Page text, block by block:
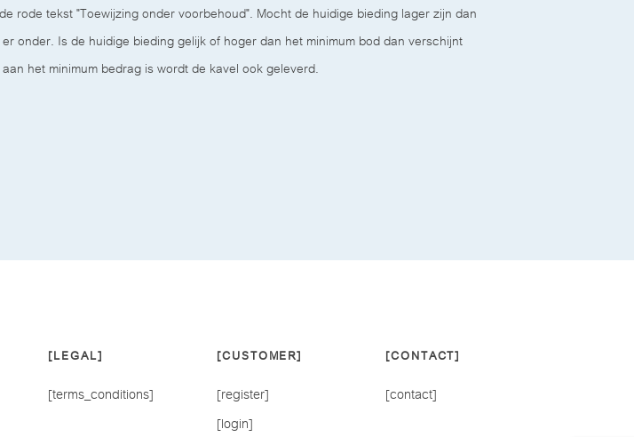
rode tekst "Toewijzing onder voorbehoud". Mocht de huidige bieding lager zijn dan
onder. Is de huidige bieding gelijk of hoger dan het minimum bod dan verschijnt
het minimum bedrag is wordt de kavel ook geleverd.
[LEGAL]
[terms_conditions]
[CUSTOMER]
[register]
[login]
[CONTACT]
[contact]